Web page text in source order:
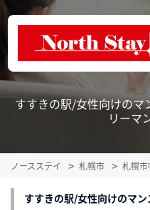
すすきの駅/女性向けのマ
リーマ
ノースステイ 札幌市 札幌市
すすきの駅/女性向けのマ